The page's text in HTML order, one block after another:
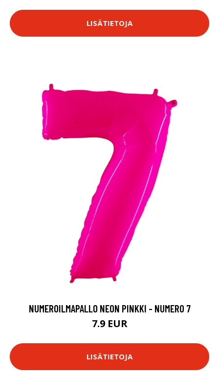
LISÄTIETOJA
NUMEROILMAPALLO NEON PINKKI - NUMERO 7
7.9 EUR
LISÄTIETOJA